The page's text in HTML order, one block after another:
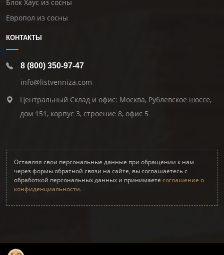
Блок Хаус из сосны
Европол из сосны
КОНТАКТЫ
8 (800) 350-97-47
info@listvenniza.com
Центральный Склад и офис: Москва, Рублевское шоссе,
дом 151, корпус 3, строение 8, офис 5
Оставляя свои персональные данные при обращении к нам
через формы обратной связи на сайте, вы соглашаетесь с
обработкой персональных данных и принимаете соглашение о
конфиденциальности.